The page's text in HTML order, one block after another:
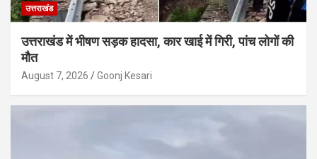
उत्तराखंड
उत्तराखंड में भीषण सड़क हादसा, कार खाई में गिरी, पांच लोगों की
मौत
August 7, 2026 Goonj Kesari